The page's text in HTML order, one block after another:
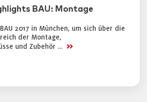
BAU: Montage
2017 in München, um sich über die
der Montage,
und Zubehör … >>